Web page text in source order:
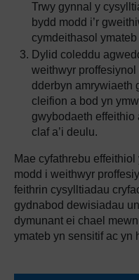
Trwy gynnal y
bydd modd i’r
cymdeithasol
Dylid coleddu
weithwyr proffesiynol
dderbyn amrywiaeth
cleifion a bod yn
gwybodaeth effeithio
claf a’i deulu.
Mae cyfathrebu
modd i weithwyr
feithrin cysylltiadau
gydnabod dewisiadau
dymunant ei chael
ymateb yn sensitif ac yn